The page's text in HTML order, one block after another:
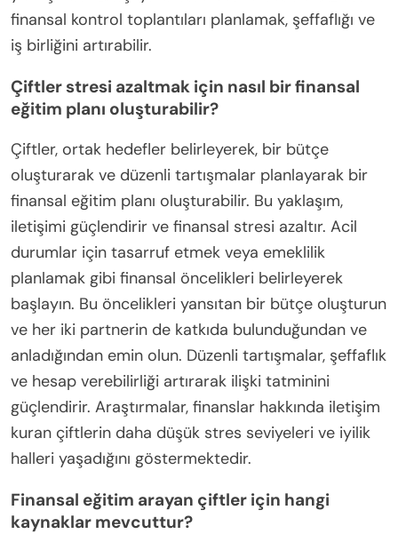
finansal kontrol toplantıları planlamak, şeffaflığı ve
iş birliğini artırabilir.
Çiftler stresi azaltmak için nasıl bir finansal
eğitim planı oluşturabilir?
Çiftler, ortak hedefler belirleyerek, bir bütçe
oluşturarak ve düzenli tartışmalar planlayarak bir
finansal eğitim planı oluşturabilir. Bu yaklaşım,
iletişimi güçlendirir ve finansal stresi azaltır. Acil
durumlar için tasarruf etmek veya emeklilik
planlamak gibi finansal öncelikleri belirleyerek
başlayın. Bu öncelikleri yansıtan bir bütçe oluşturun
ve her iki partnerin de katkıda bulunduğundan ve
anladığından emin olun. Düzenli tartışmalar, şeffaflık
ve hesap verebilirliği artırarak ilişki tatminini
güçlendirir. Araştırmalar, finanslar hakkında iletişim
kuran çiftlerin daha düşük stres seviyeleri ve iyilik
halleri yaşadığını göstermektedir.
Finansal eğitim arayan çiftler için hangi
kaynaklar mevcuttur?